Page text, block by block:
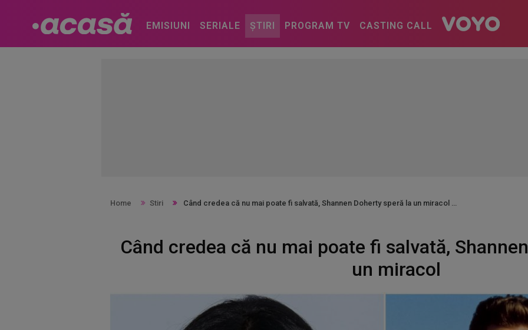
EMISIUNI SERIALE ȘTIRI PROGRAM TV CASTING CALL
Home Stiri Când credea că nu mai poate fi salvată, Shannen Doherty speră la un miracol
Când credea că nu mai poate fi salvată,
un miracol